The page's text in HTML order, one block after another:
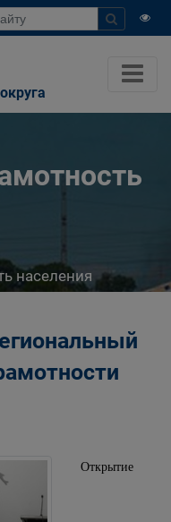
населения
Открытие